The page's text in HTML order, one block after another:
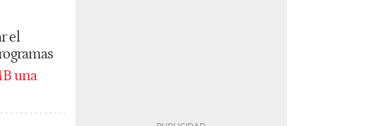
el
una